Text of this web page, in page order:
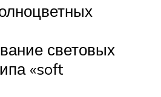
световых
«soft